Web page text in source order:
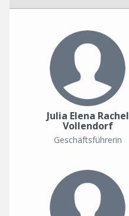
Julia Elena Rachel
Vollendorf
Geschäftsführerin